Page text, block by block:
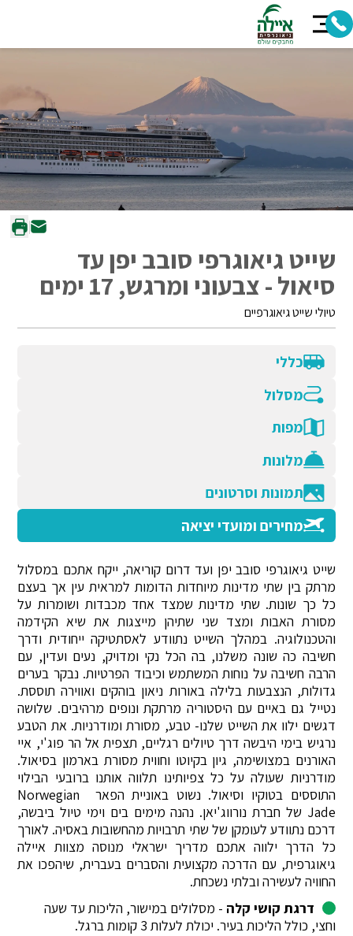
שייט גיאוגרפי סובב יפן עד
סיאול - צבעוני ומרגש, 17 ימים
טיולי שייט גיאוגרפיים
כללי
מסלול
מפות
מלונות
תמונות וסרטונים
מחירים ומועדי יציאה
שייט גיאוגרפי סובב יפן ועד דרום קוריאה, ייקח אתכם במסלול
מרתק בין שתי מדינות מיוחדות הדומות למראית עין אך בעצם
כל כך שונות. שתי מדינות שמצד אחד מכבדות ושומרות על
מסורת האבות ומצד שני שתיהן מייצגות את שיא הקידמה
והטכנולוגיה. במהלך השייט נתוודע לאסתטיקה ייחודית ודרך
חשיבה כה שונה משלנו, בה הכל נקי ומדויק, נעים ועדין, עם
הרבה חשיבה על נוחות המשתמש וכיבוד הפרטיות. נבקר בערים
גדולות, הנצבעות בלילה באורות ניאון בוהקים ואווירה תוססת.
נטייל גם באיים עם היסטוריה מרתקת ונופים מרהיבים. שלושה
דגשים ילוו את השייט שלנו- טבע, מסורת ומודרניות. את הטבע
נרגיש בימי היבשה דרך טיולים רגליים, תצפית אל הר פוג'י, איי
האורנים במצושימה, גיון בקיוטו וחווית מסורת בארמון בסיאול.
מודרניות שעולה על כל צפיותינו תלווה אותנו ברובעי הבילוי
התוססים בטוקיו וסיאול. נשוט באוניית הפאר Norwegian
Jade של חברת נורווג'יאן. נהנה מימים בים וימי טיול ביבשה,
דרכם נתוודע לעומקן של שתי תרבויות מהחשובות באסיה. לאורך
כל הדרך ילווה אתכם מדריך ישראלי מנוסה מצוות איילה
גיאוגרפית, עם הדרכה מקצועית והסברים בעברית, שיהפכו את
החוויה לעשירה ובלתי נשכחת.
דרגת קושי קלה - מסלולים במישור, הליכות עד שעה
וחצי, כולל הליכות בעיר. יכולת לעלות 3 קומות ברגל.